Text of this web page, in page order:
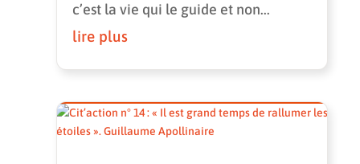
c’est la vie qui le guide et non...
lire plus